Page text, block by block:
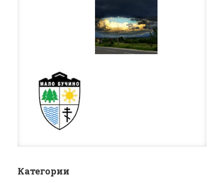
Категории